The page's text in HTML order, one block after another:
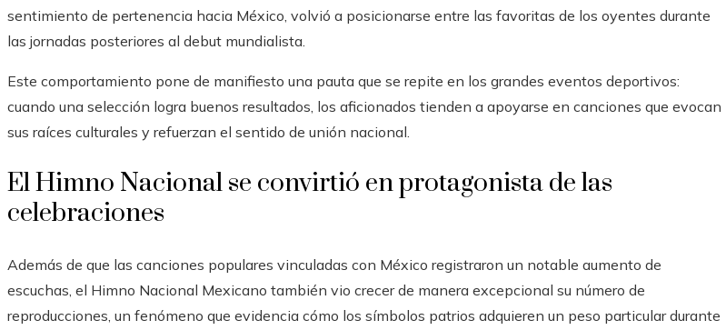
sentimiento de pertenencia hacia México, volvió a posicionarse entre las favoritas de los oyentes durante
las jornadas posteriores al debut mundialista.
Este comportamiento pone de manifiesto una pauta que se repite en los grandes eventos deportivos:
cuando una selección logra buenos resultados, los aficionados tienden a apoyarse en canciones que evocan
sus raíces culturales y refuerzan el sentido de unión nacional.
El Himno Nacional se convirtió en protagonista de las
celebraciones
Además de que las canciones populares vinculadas con México registraron un notable aumento de
escuchas, el Himno Nacional Mexicano también vio crecer de manera excepcional su número de
reproducciones, un fenómeno que evidencia cómo los símbolos patrios adquieren un peso particular durante